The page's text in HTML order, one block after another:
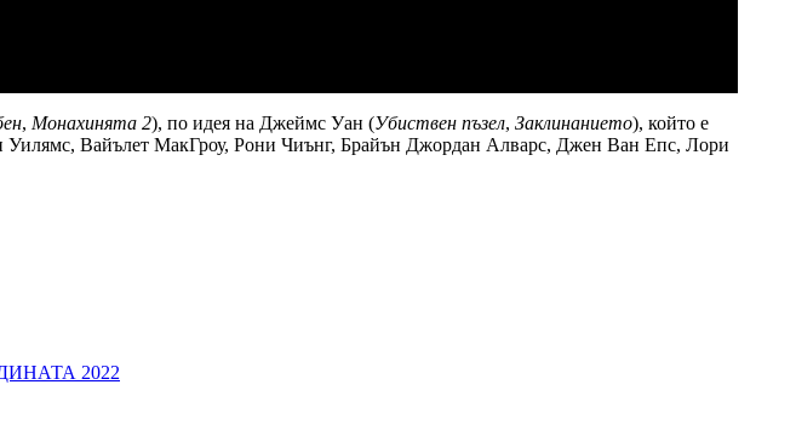
, Монахинята 2), по идея на Джеймс Уан (Убиствен пъзел, Заклинанието), който е
Уилямс, Вайълет МакГроу, Рони Чиънг, Брайън Джордан Алварс, Джен Ван Епс, Лори
2022